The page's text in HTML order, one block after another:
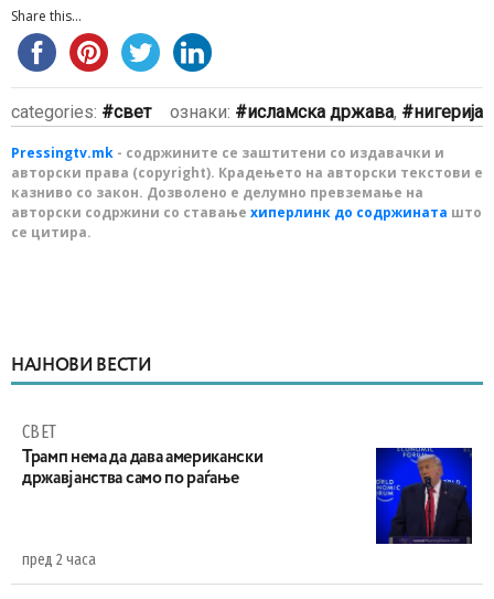
Share this...
categories: свет ознаки: исламска држава, нигерија
Pressingtv.mk - содржините се заштитени со издавачки и
авторски права (copyright). Крадењето на авторски текстови е
казниво со закон. Дозволено е делумно превземање на
авторски содржини со ставање хиперлинк до содржината што
се цитира.
НАЈНОВИ ВЕСТИ
СВЕТ
Трамп нема да дава американски
државјанства само по раѓање
пред 2 часа